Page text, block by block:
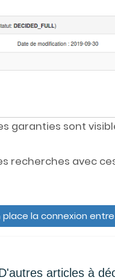
garanties sont
recherches avec
la connexion entre
articles à